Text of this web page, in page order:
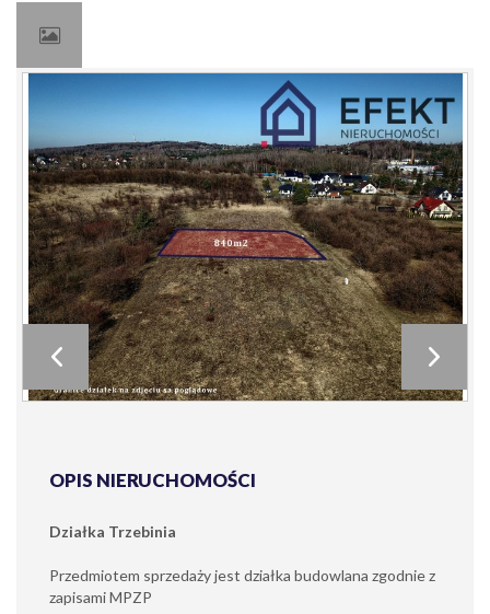
OPIS NIERUCHOMOŚCI
Działka Trzebinia
Przedmiotem sprzedaży jest działka budowlana zgodnie z
zapisami MPZP